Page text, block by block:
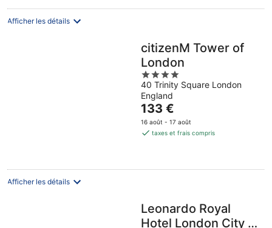
août
par
Afficher les détails
citizenM Tower of
London
4
out
of
5
40 Trinity Square London
England
Le
prix
est
par
133 €
16 août - 17 août
taxes et frais compris
Afficher les détails
Leonardo Royal
Hotel London City -